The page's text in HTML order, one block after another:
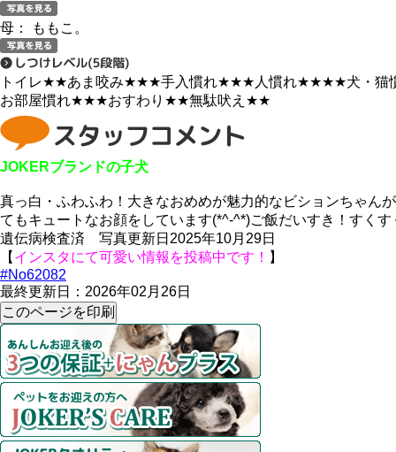
母： ももこ。
トイレ★★あま咬み★★★手入慣れ★★★ 人慣れ★★★★犬・猫
お部屋慣れ★★★おすわり ★★無駄吠え ★★
JOKERブランドの子犬
真っ白・ふわふわ！大きなおめめが魅力的なビションちゃん
てもキュートなお顔をしています(*^-^*)ご飯だいすき！すく
遺伝病検査済 写真更新日2025年10月29日
【 インスタにて可愛い情報を投稿中です！ 】
#No62082
最終更新日：2026年02月26日